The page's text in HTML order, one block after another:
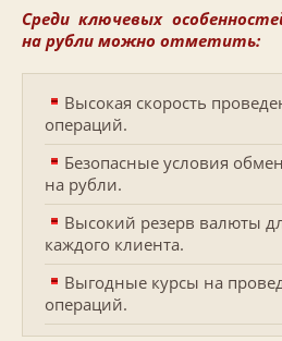
Среди ключевых
на рубли можно отметить:
Высокая скорость
операций.
Безопасные условия
на рубли.
Высокий резерв валюты
каждого клиента.
Выгодные курсы на
операций.